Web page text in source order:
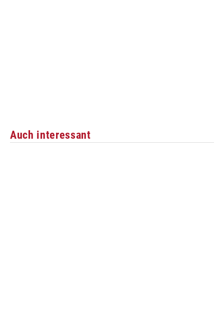
Auch interessant